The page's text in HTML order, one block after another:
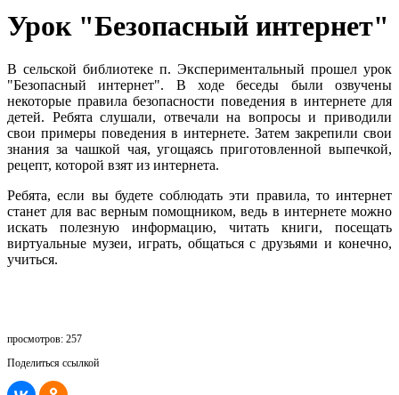
Урок "Безопасный интернет"
В сельской библиотеке п. Экспериментальный прошел урок
"Безопасный интернет". В ходе беседы были озвучены
некоторые правила безопасности поведения в интернете для
детей. Ребята слушали, отвечали на вопросы и приводили
свои примеры поведения в интернете. Затем закрепили свои
знания за чашкой чая, угощаясь приготовленной выпечкой,
рецепт, которой взят из интернета.
Ребята, если вы будете соблюдать эти правила, то интернет
станет для вас верным помощником, ведь в интернете можно
искать полезную информацию, читать книги, посещать
виртуальные музеи, играть, общаться с друзьями и конечно,
учиться.
просмотров: 257
Поделиться ссылкой